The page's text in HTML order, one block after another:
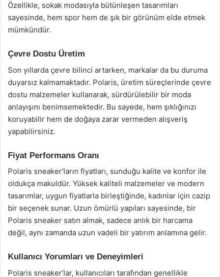
Özellikle, sokak modasıyla bütünleşen tasarımları
sayesinde, hem spor hem de şık bir görünüm elde etmek
mümkündür.
Çevre Dostu Üretim
Son yıllarda çevre bilinci artarken, markalar da bu duruma
duyarsız kalmamaktadır. Polaris, üretim süreçlerinde çevre
dostu malzemeler kullanarak, sürdürülebilir bir moda
anlayışını benimsemektedir. Bu sayede, hem şıklığınızı
koruyabilir hem de doğaya zarar vermeden alışveriş
yapabilirsiniz.
Fiyat Performans Oranı
Polaris sneaker’ların fiyatları, sunduğu kalite ve konfor ile
oldukça makuldür. Yüksek kaliteli malzemeler ve modern
tasarımlar, uygun fiyatlarla birleştiğinde, kadınlar için cazip
bir seçenek sunar. Uzun ömürlü yapıları sayesinde, bir
Polaris sneaker satın almak, sadece anlık bir harcama
değil, aynı zamanda uzun vadeli bir yatırım anlamına gelir.
Kullanıcı Yorumları ve Deneyimleri
Polaris sneaker’lar, kullanıcıları tarafından genellikle